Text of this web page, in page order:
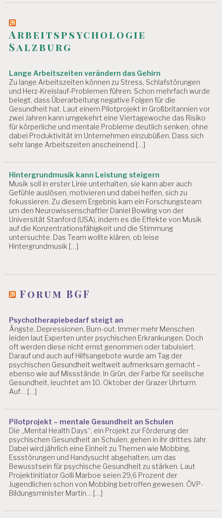
Arbeitspsychologie
Salzburg
Lange Arbeitszeiten verändern das Gehirn
Zu lange Arbeitszeiten können zu Stress, Schlafstörungen
und Herz-Kreislauf-Problemen führen. Schon mehrfach wurde
belegt, dass Überarbeitung negative Folgen für die
Gesundheit hat. Laut einem Pilotprojekt in Großbritannien vor
zwei Jahren kann umgekehrt eine Viertagewoche das Risiko
für körperliche und mentale Probleme deutlich senken, ohne
dabei Produktivität im Unternehmen einzubüßen. Dass sich
sehr lange Arbeitszeiten anscheinend […]
Hintergrundmusik kann Leistung steigern
Musik soll in erster Linie unterhalten, sie kann aber auch
Gefühle auslösen, motivieren und dabei helfen, sich zu
fokussieren. Zu diesem Ergebnis kam ein Forschungsteam
um den Neurowissenschaftler Daniel Bowling von der
Universität Stanford (USA), indem es die Effekte von Musik
auf die Konzentrationsfähigkeit und die Stimmung
untersuchte. Das Team wollte klären, ob leise
Hintergrundmusik […]
Forum BGF
Psychotherapiebedarf steigt an
Ängste, Depressionen, Burn-out: Immer mehr Menschen
leiden laut Experten unter psychischen Erkrankungen. Doch
oft werden diese nicht ernst genommen oder tabuisiert.
Darauf und auch auf Hilfsangebote wurde am Tag der
psychischen Gesundheit weltweit aufmerksam gemacht –
ebenso wie auf Missstände. In Grün, der Farbe für seelische
Gesundheit, leuchtet am 10. Oktober der Grazer Uhrturm.
Auf… […]
Pilotprojekt – mentale Gesundheit an Schulen
Die „Mental Health Days“, ein Projekt zur Förderung der
psychischen Gesundheit an Schulen, gehen in ihr drittes Jahr.
Dabei wird jährlich eine Einheit zu Themen wie Mobbing,
Essstörungen und Handysucht abgehalten, um das
Bewusstsein für psychische Gesundheit zu stärken. Laut
Projektinitiator Golli Marboe seien 29,6 Prozent der
Jugendlichen schon von Mobbing betroffen gewesen. ÖVP-
Bildungsminister Martin… […]